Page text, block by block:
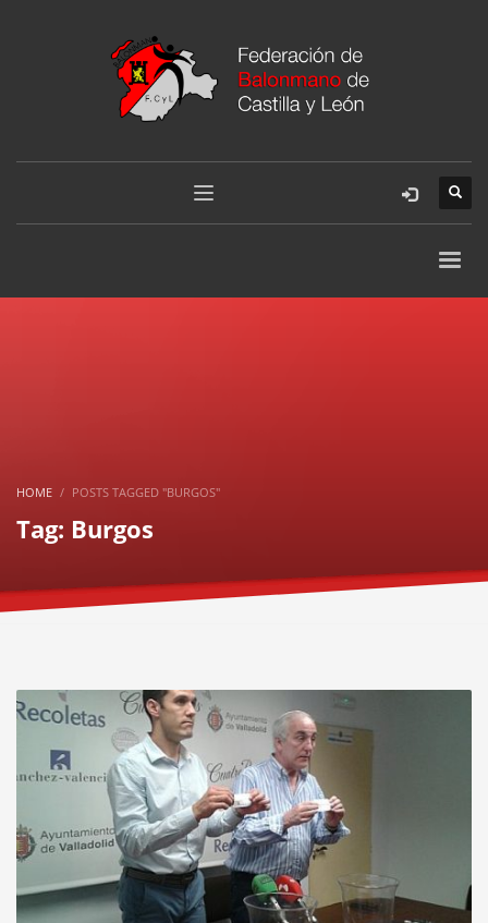
HOME POSTS TAGGED "BURGOS"
Tag: Burgos